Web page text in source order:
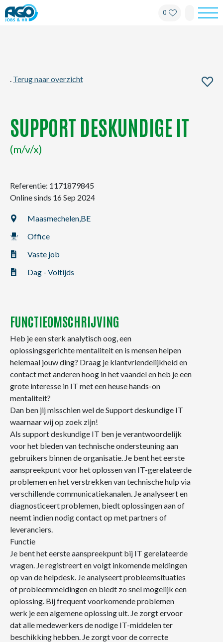
0
Contact
NL FR EN
. Terug naar overzicht
SUPPORT DESKUNDIGE IT
(m/v/x)
Referentie: 1171879845
Online sinds 16 Sep 2024
Maasmechelen,BE
Office
Vaste job
Dag - Voltijds
FUNCTIEOMSCHRIJVING
Heb je een sterk analytisch oog, een
oplossingsgerichte mentaliteit en is mensen helpen
helemaal jouw ding? Draag je klantvriendelijkheid en
contact met anderen hoog in het vaandel en heb je een
grote interesse in IT met een heuse hands-on
mentaliteit?
Dan ben jij misschien wel de Support deskundige IT
waarnaar wij op zoek zijn!
Als support deskundige IT ben je verantwoordelijk
voor het bieden van technische ondersteuning aan
gebruikers binnen de organisatie. Je bent het eerste
aanspreekpunt voor het oplossen van IT-gerelateerde
problemen en het verstrekken van technische hulp via
verschillende communicatiekanalen. Je analyseert en
diagnosticeert problemen, biedt oplossingen aan of
neemt indien nodig contact op met partners of
leveranciers.
Functie
Je bent het eerste aanspreekpunt bij IT gerelateerde
vragen. Je registreert en volgt inkomende meldingen
op van de helpdesk. Je analyseert probleemsituaties
of probleemmeldingen en biedt zo snel mogelijk een
oplossing. Bij frequent voorkomende problemen
werk je een algemene oplossing uit. Je zorgt ervoor
dat alle medewerkers de nodige IT-middelen ter
beschikking hebben. Je zorgt voor de correcte